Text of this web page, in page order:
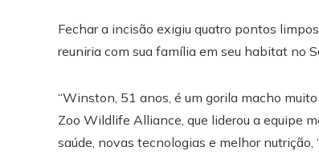
Fechar a incisão exigiu quatro pontos
reuniria com sua família em seu habitat no
“Winston, 51 anos, é um gorila macho
Zoo Wildlife Alliance, que liderou a equipe
saúde, novas tecnologias e melhor